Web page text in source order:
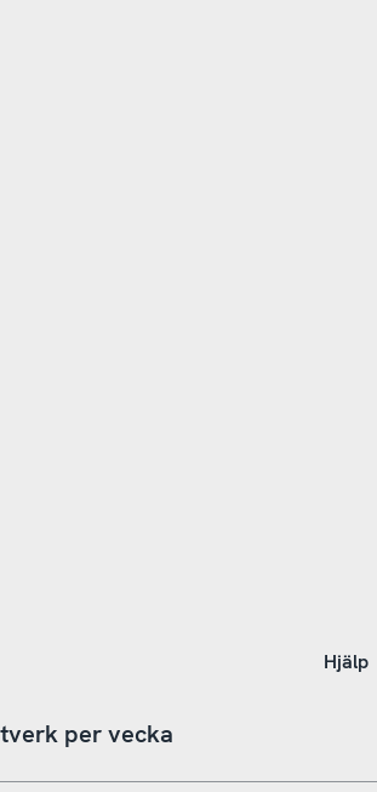
Hjälp
per vecka